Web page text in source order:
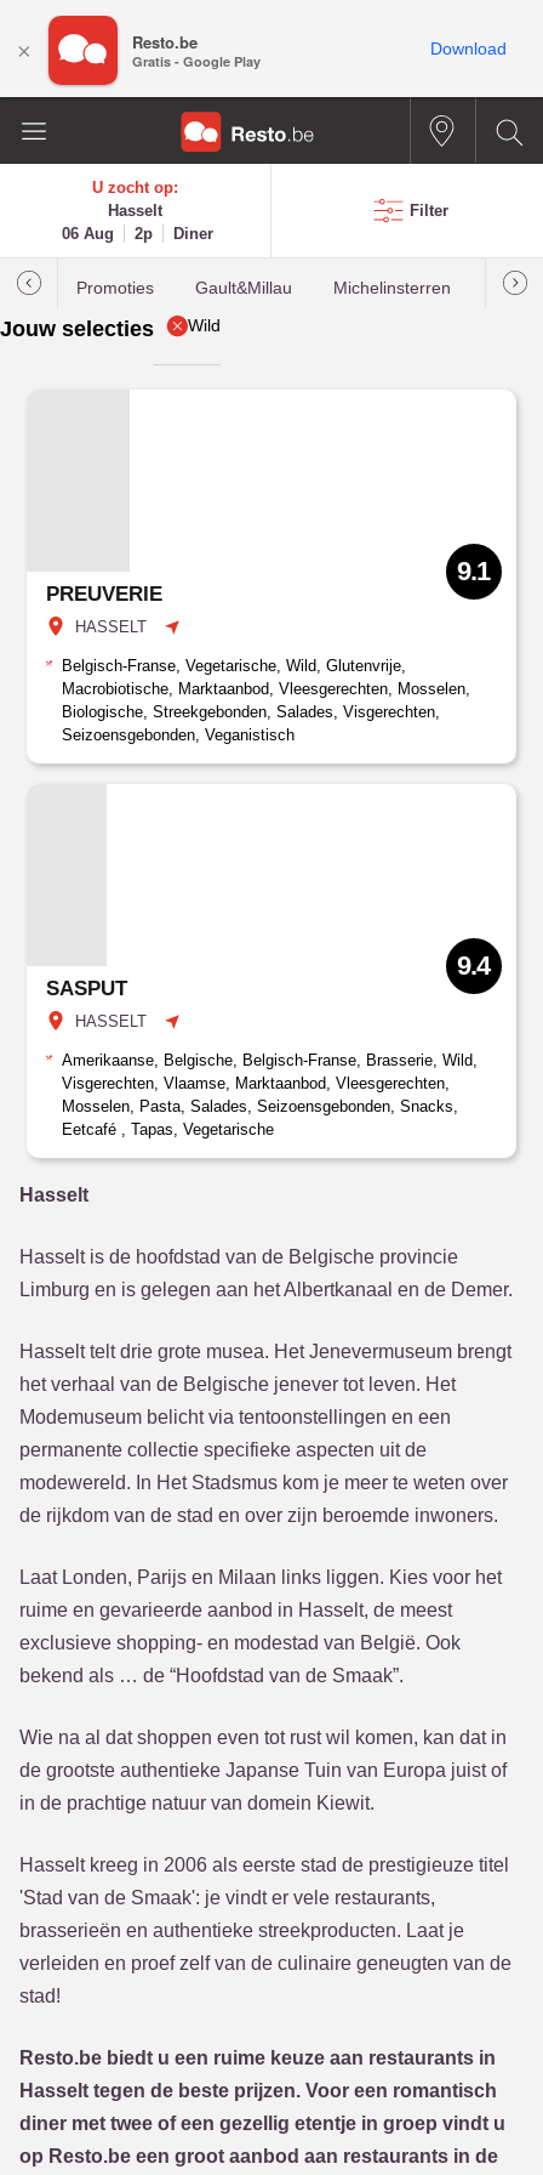
U zocht op:
Hasselt
06 Aug
2p Diner
Filter
Promoties Gault&Millau Michelinsterren
Jouw selecties Wild
PREUVERIE
HASSELT
9.1
Belgisch-Franse, Vegetarische, Wild, Glutenvrije,
Macrobiotische, Marktaanbod, Vleesgerechten, Mosselen,
Biologische, Streekgebonden, Salades, Visgerechten,
Seizoensgebonden, Veganistisch
SASPUT
HASSELT
9.4
Amerikaanse, Belgische, Belgisch-Franse, Brasserie, Wild,
Visgerechten, Vlaamse, Marktaanbod, Vleesgerechten,
Mosselen, Pasta, Salades, Seizoensgebonden, Snacks,
Eetcafé , Tapas, Vegetarische
Hasselt
Hasselt is de hoofdstad van de Belgische provincie
Limburg en is gelegen aan het Albertkanaal en de Demer.
Hasselt telt drie grote musea. Het Jenevermuseum brengt
het verhaal van de Belgische jenever tot leven. Het
Modemuseum belicht via tentoonstellingen en een
permanente collectie specifieke aspecten uit de
modewereld. In Het Stadsmus kom je meer te weten over
de rijkdom van de stad en over zijn beroemde inwoners.
Laat Londen, Parijs en Milaan links liggen. Kies voor het
ruime en gevarieerde aanbod in Hasselt, de meest
exclusieve shopping- en modestad van België. Ook
bekend als … de “Hoofdstad van de Smaak”.
Wie na al dat shoppen even tot rust wil komen, kan dat in
de grootste authentieke Japanse Tuin van Europa juist of
in de prachtige natuur van domein Kiewit.
Hasselt kreeg in 2006 als eerste stad de prestigieuze titel
'Stad van de Smaak': je vindt er vele restaurants,
brasserieën en authentieke streekproducten. Laat je
verleiden en proef zelf van de culinaire geneugten van de
stad!
Resto.be biedt u een ruime keuze aan restaurants in
Hasselt tegen de beste prijzen. Voor een romantisch
diner met twee of een gezellig etentje in groep vindt u
op Resto.be een groot aanbod aan restaurants in de
× Resto.be
Gratis - Google Play
Download